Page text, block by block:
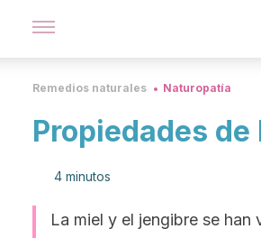
Remedios naturales Naturopatía
Propiedades
4 minutos
La miel y el jengibre se